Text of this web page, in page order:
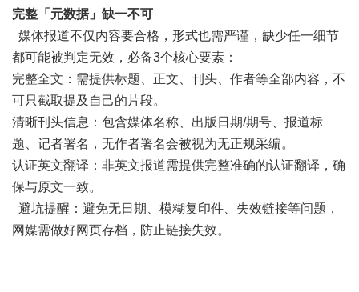
完整「元数据」缺一不可
媒体报道不仅内容要合格，形式也需严谨，缺少任一细节
都可能被判定无效，必备3个核心要素：
完整全文：需提供标题、正文、刊头、作者等全部内容，不
可只截取提及自己的片段。
清晰刊头信息：包含媒体名称、出版日期/期号、报道标
题、记者署名，无作者署名会被视为无正规采编。
认证英文翻译：非英文报道需提供完整准确的认证翻译，确
保与原文一致。
避坑提醒：避免无日期、模糊复印件、失效链接等问题，
网媒需做好网页存档，防止链接失效。